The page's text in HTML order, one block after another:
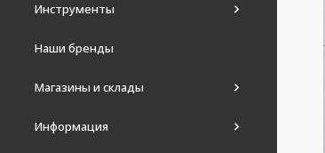
Инструменты
Наши бренды
Магазины и склады
Информация